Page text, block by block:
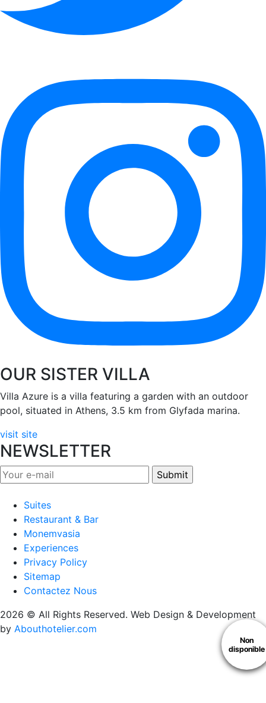
OUR SISTER VILLA
Villa Azure is a villa featuring a garden with an outdoor
pool, situated in Athens, 3.5 km from Glyfada marina.
visit site
NEWSLETTER
Suites
Restaurant & Bar
Monemvasia
Experiences
Privacy Policy
Sitemap
Contactez Nous
2026 © All Rights Reserved. Web Design & Development
by Abouthotelier.com
Non
disponible